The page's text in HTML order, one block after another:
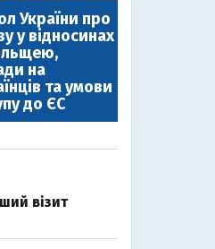
України про
у відносинах
на
та умови
до ЄС
візит